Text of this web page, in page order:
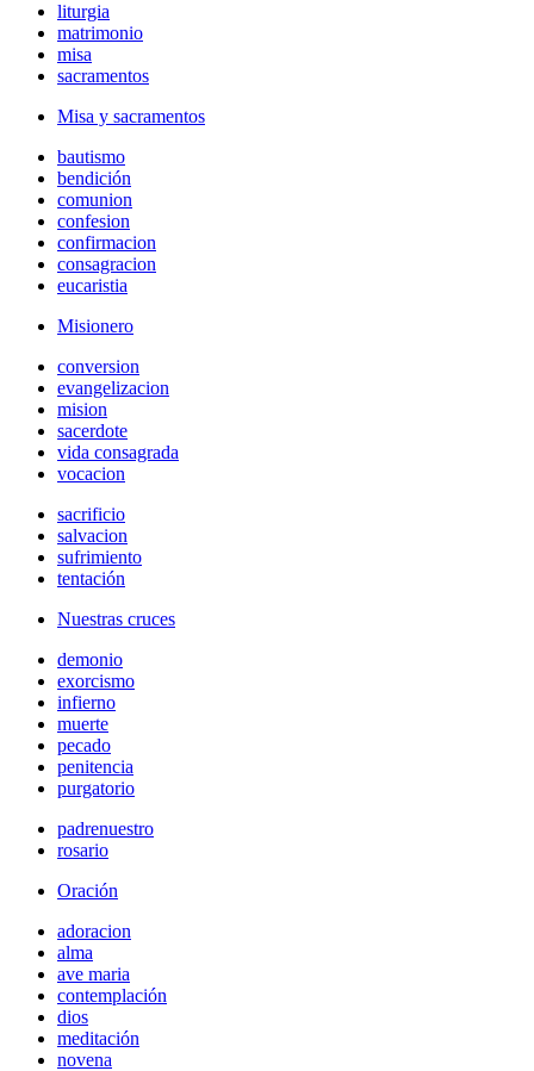
liturgia
matrimonio
misa
sacramentos
Misa y sacramentos
bautismo
bendición
comunion
confesion
confirmacion
consagracion
eucaristia
Misionero
conversion
evangelizacion
mision
sacerdote
vida consagrada
vocacion
sacrificio
salvacion
sufrimiento
tentación
Nuestras cruces
demonio
exorcismo
infierno
muerte
pecado
penitencia
purgatorio
padrenuestro
rosario
Oración
adoracion
alma
ave maria
contemplación
dios
meditación
novena